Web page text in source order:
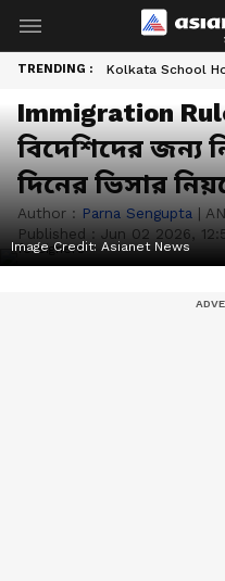
TRENDING : Kolkata School
Immigration
বিদেশিদের
দিনের ভিসার
Author : Parna Sengupta |
Published : Jun 02 2026,
Image Credit: Asianet News